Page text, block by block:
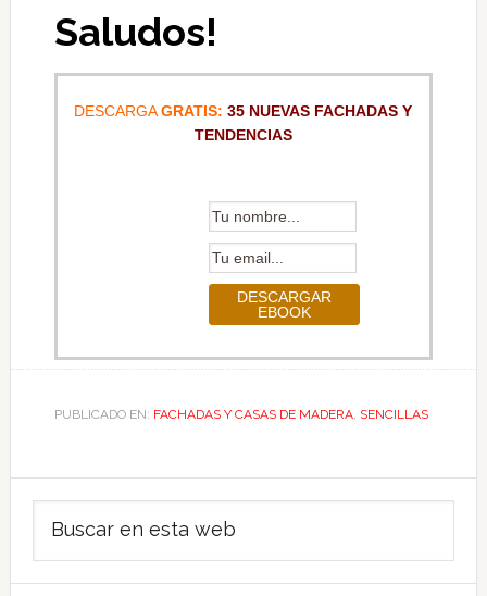
Saludos!
DESCARGAGRATIS: 35 NUEVAS FACHADAS Y
TENDENCIAS
PUBLICADO EN: FACHADAS Y CASAS DE MADERA, SENCILLAS
Barra
lateral
principal